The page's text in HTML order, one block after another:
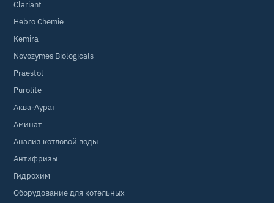
Clariant
Hebro Chemie
Kemira
Novozymes Biologicals
Praestol
Purolite
Аква-Аурат
Аминат
Анализ котловой воды
Антифризы
Гидрохим
Оборудование для котельных